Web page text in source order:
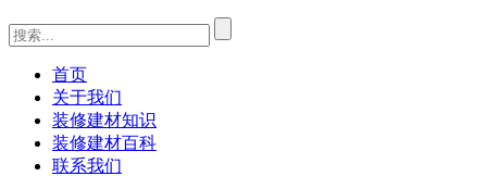
首页
关于我们
装修建材知识
装修建材百科
联系我们